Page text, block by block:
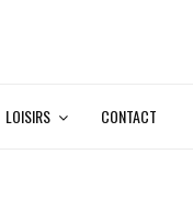
LOISIRS CONTACT